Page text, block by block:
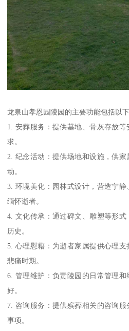
龙泉山孝恩园陵园的主要功能包括以
1. 安葬服务：提供墓地、骨灰存放
求。
2. 纪念活动：提供场地和设施，供
动。
3. 环境美化：园林式设计，营造宁
缅怀逝者。
4. 文化传承：通过碑文、雕塑等形
历史。
5. 心理慰藉：为逝者家属提供心理
悲痛时期。
6. 管理维护：负责陵园的日常管理
好。
7. 咨询服务：提供殡葬相关的咨询
事项。